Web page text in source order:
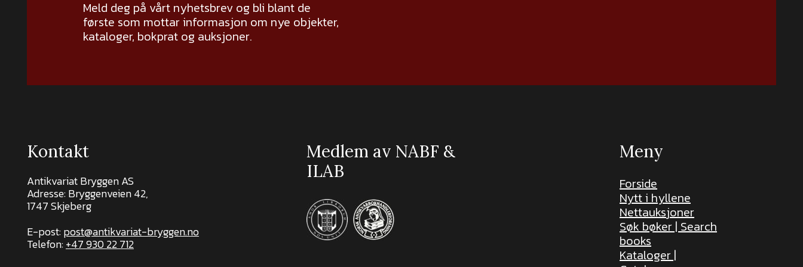
Meld deg på vårt nyhetsbrev og bli blant de
første som mottar informasjon om nye objekter,
kataloger, bokprat og auksjoner.
Kontakt
Antikvariat Bryggen AS
Adresse: Bryggenveien 42,
1747 Skjeberg
E-post:post@antikvariat-bryggen.no
Telefon:+47 930 22 712
Medlem av NABF &
ILAB
Meny
Forside
Nytt i hyllene
Nettauksjoner
Søk bøker | Search
books
Kataloger |